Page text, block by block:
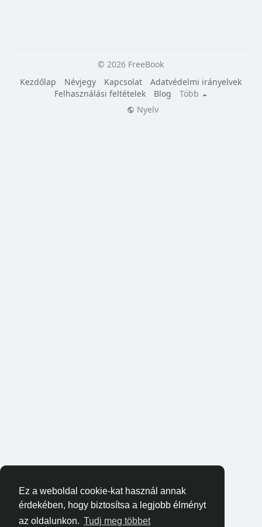
Ez a weboldal cookie-kat használ annak
érdekében, hogy biztosítsa a legjobb élményt
az oldalunkon. Tudj meg többet
© 2026 FreeBook
Kezdőlap
Névjegy Kapcsolat
Adatvédelmi irányelvek
Felhasználási feltételek
Blog
Több
Nyelv